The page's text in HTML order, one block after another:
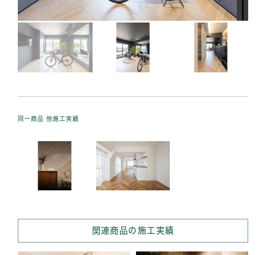
関連商品の施工実績
同一商品 他施工実績